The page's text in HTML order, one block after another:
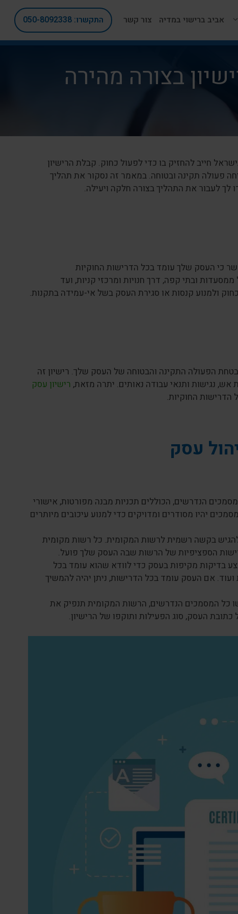
אביב ברישוי במדיה צור קשר התקשרו: 050-8092338
בצורה מהירה
חייב להחזיק בו כדי לפעול כחוק. קבלת הרישיון
פעולה תקינה ובטוחה. במאמר זה נסקור את תהליך
לך לעבור את התהליך בצורה חלקה ויעילה.
כי העסק שלך עומד בכל הדרישות החוקיות
ובתי קפה, דרך חנויות ומרכזי קניות, ועד
ולמנוע קנסות או סגירת העסק בשל אי-עמידה בתקנות.
הפעולה התקינה והבטוחה של העסק שלך. רישיון זה
נגישות ותנאי עבודה נאותים. יתרה מזאת,רישיון עסק
הדרישות החוקיות.
עסק
הנדרשים, הכוללים תכניות מבנה מפורטות, אישורי
יהיו מסודרים ומדויקים כדי למנוע עיכובים מיותרים
בקשה רשמית לרשות המקומית. כל רשות מקומית
הספציפיות של הרשות שבה העסק שלך פועל.
מקיפות בעסק כדי לוודא שהוא עומד בכל
אם העסק עומד בכל הדרישות, ניתן יהיה להמשיך
כל המסמכים הנדרשים, הרשות המקומית תנפיק את
כתובת העסק, סוג הפעילות ותוקפו של הרישיון.